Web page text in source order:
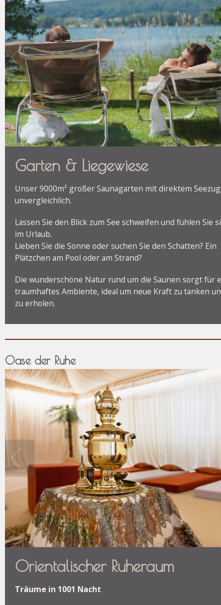
Garten & Liegewiese
Unser 9000m² großer Saunagarten mit direktem
unvergleichlich.
Lassen Sie den Blick zum See schweifen und fühlen Sie
im Urlaub.
Lieben Sie die Sonne oder suchen Sie den Schatten? Ein
Plätzchen am Pool oder am Strand?
Die wunderschöne Natur rund um die Saunen sorgt für
traumhaftes Ambiente, ideal um neue Kraft zu tanken
zu erholen.
Oase der Ruhe
Orientalischer Ruheraum
Träume in 1001 Nacht